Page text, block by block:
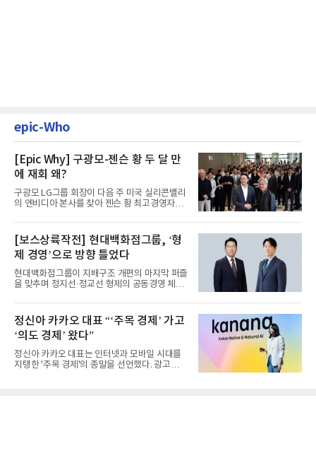
epic-Who
[Epic Why] 구광모-젠슨 황 두 달 만
에 재회 왜?
구광모 LG그룹 회장이 다음 주 미국 실리콘밸리
의 엔비디아 본사를 찾아 젠슨 황 최고경영자
[보스상륙작전] 현대백화점그룹, ‘형
제 경영’으로 방향 틀었다
현대백화점그룹이 지배구조 개편의 마지막 퍼즐
을 맞추며 정지선·정교선 형제의 공동경영 체제
정신아 카카오 대표 “‘주목 경제’ 가고
‘의도 경제’ 왔다”
정신아 카카오 대표는 인터넷과 모바일 시대를
지탱한 '주목 경제'의 종말을 선언했다. 광고를